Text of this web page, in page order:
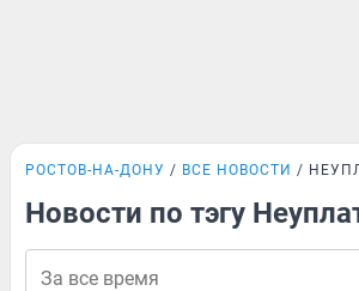
РОСТОВ-НА-ДОНУ ВСЕ НОВОСТИ
Новости по тэгу